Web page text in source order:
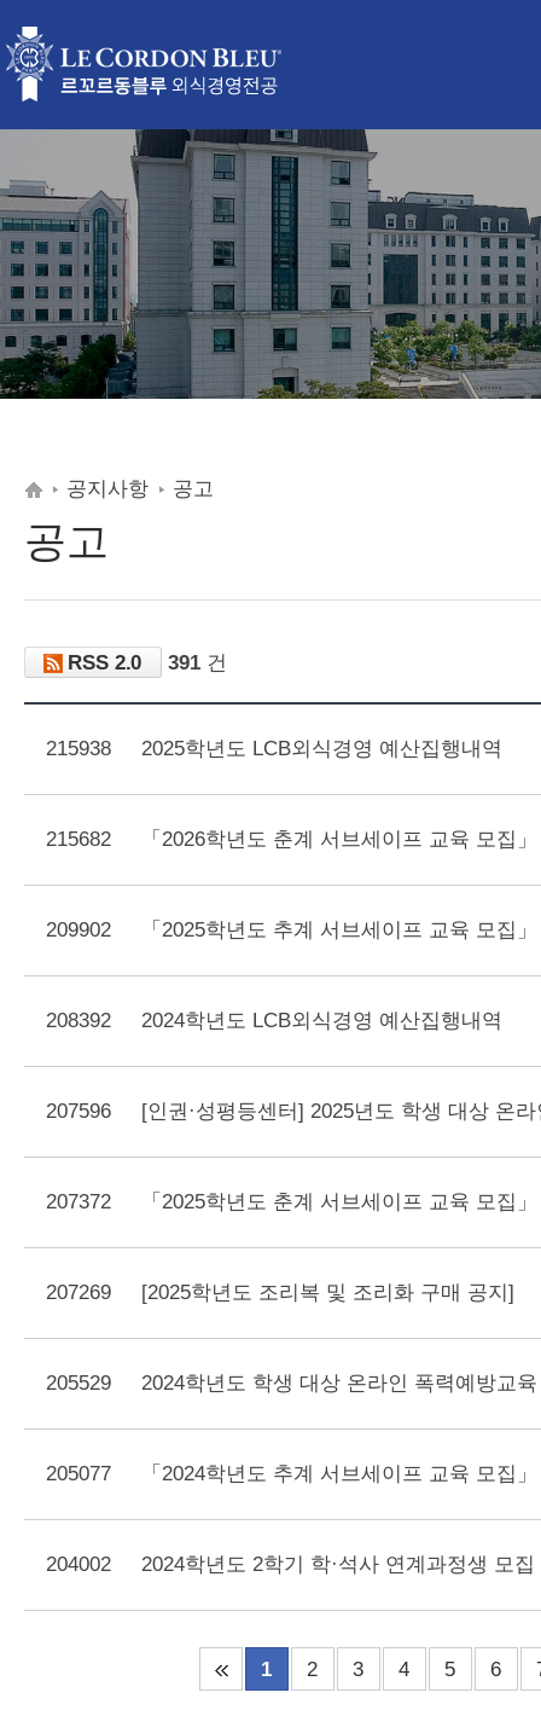
공지사항
학과소개
드
학사정보
대학원
회원정보
공고
규정
일반,
공고
공고
RSS 2.0 391건
215938 2025학년도 LCB외식경영 예산집행내역
215682 「2026학년도 춘계 서브세이프 교육 모집」
209902 「2025학년도 추계 서브세이프 교육 모집」
208392 2024학년도 LCB외식경영 예산집행내역
207596
207372 「2025학년도 춘계 서브세이프 교육 모집」
207269 [2025학년도 조리복 및 조리화 구매 공지]
205529 2024학년도 학생 대상 온라인 폭력예방교육
205077 「2024학년도 추계 서브세이프 교육 모집」
204002 2024학년도 2학기 학·석사 연계과정생 모집
1 2 3 4 5 6